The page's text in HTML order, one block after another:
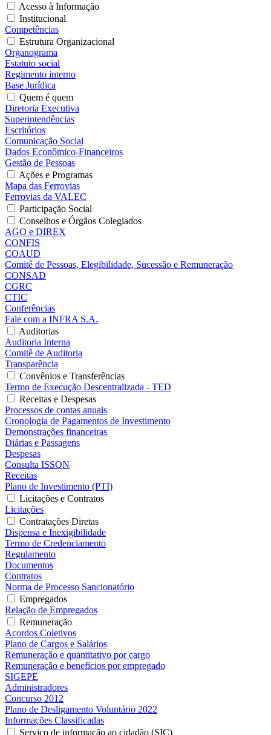
Acesso à Informação
Institucional
Competências
Estrutura Organizacional
Organograma
Estatuto social
Regimento interno
Base Jurídica
Quem é quem
Diretoria Executiva
Superintendências
Escritórios
Comunicação Social
Dados Econômico-Financeiros
Gestão de Pessoas
Ações e Programas
Mapa das Ferrovias
Ferrovias da VALEC
Participação Social
Conselhos e Órgãos Colegiados
AGO e DIREX
CONFIS
COAUD
Comitê de Pessoas, Elegibilidade, Sucessão e Remuneração
CONSAD
CGRC
CTIC
Conferências
Fale com a INFRA S.A.
Auditorias
Auditoria Interna
Comitê de Auditoria
Transparência
Convênios e Transferências
Termo de Execução Descentralizada - TED
Receitas e Despesas
Processos de contas anuais
Cronologia de Pagamentos de Investimento
Demonstrações financeiras
Diárias e Passagens
Despesas
Consulta ISSQN
Receitas
Plano de Investimento (PTI)
Licitações e Contratos
Licitações
Contratações Diretas
Dispensa e Inexigibilidade
Termo de Credenciamento
Regulamento
Documentos
Contratos
Norma de Processo Sancionatório
Empregados
Relação de Empregados
Remuneração
Acordos Coletivos
Plano de Cargos e Salários
Remuneração e quantitativo por cargo
Remuneração e benefícios por empregado
SIGEPE
Administradores
Concurso 2012
Plano de Desligamento Voluntário 2022
Informações Classificadas
Serviço de informação ao cidadão (SIC)